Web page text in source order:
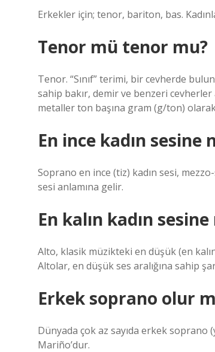
Erkekler için; tenor, bariton, bas.
Tenor mü tenor mu?
Tenor. “Sınıf” terimi, bir cevherde
sahip bakır, demir ve benzeri
metaller ton başına gram (g/ton)
En ince kadın sesine
Soprano en ince (tiz) kadın sesi,
sesi anlamına gelir.
En kalın kadın
Alto, klasik müzikteki en düşük (en
Altolar, en düşük ses aralığına sahip
Erkek soprano olur
Dünyada çok az sayıda erkek soprano
Mariño’dur.